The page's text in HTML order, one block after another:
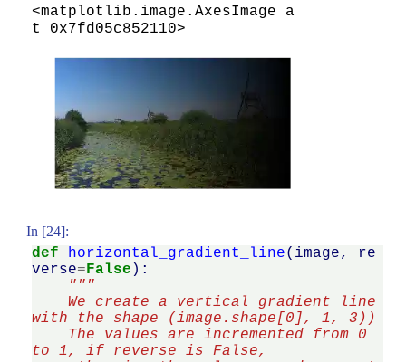
<matplotlib.image.AxesImage a
t 0x7fd05c852110>
In [24]:
def horizontal_gradient_line( image,
re
verse=False ):
"""
    We create a vertical gradient line
with the shape (image.shape[0], 1, 3))
to 1, if reverse is False,